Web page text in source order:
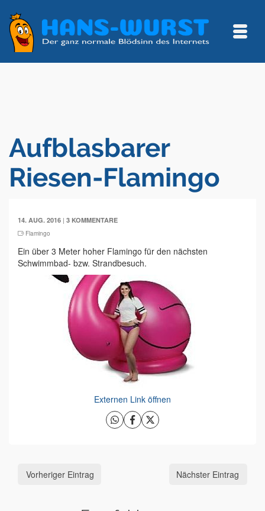
Aufblasbarer
Riesen-Flamingo
14. AUG. 2016 | 3 KOMMENTARE
Flamingo
Ein über 3 Meter hoher Flamingo für den nächsten
Schwimmbad- bzw. Strandbesuch.
Externen Link öffnen
Vorheriger Eintrag Nächster Eintrag